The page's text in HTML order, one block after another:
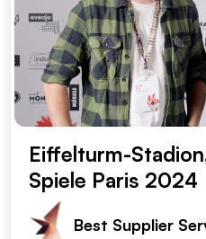
Eiffelturm-
Spiele Paris 2024
Best Supplier